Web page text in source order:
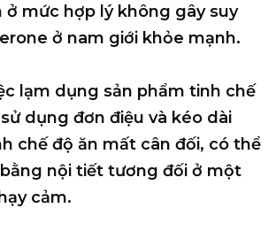
ở mức hợp lý không gây suy
ở nam giới khỏe mạnh.
lạm dụng sản phẩm tinh chế
dụng đơn điệu và kéo dài
chế độ ăn mất cân đối, có thể
nội tiết tương đối ở một
cảm.